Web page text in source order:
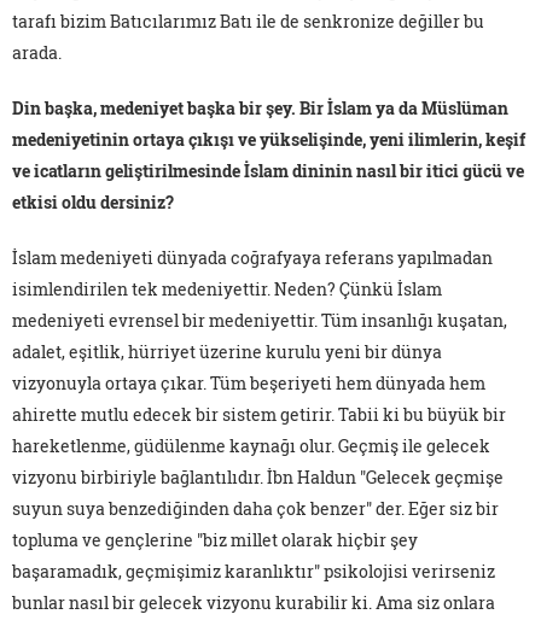
tarafı bizim Batıcılarımız Batı ile de senkronize değiller bu
arada.
Din başka, medeniyet başka bir şey. Bir İslam ya da Müslüman
medeniyetinin ortaya çıkışı ve yükselişinde, yeni ilimlerin, keşif
ve icatların geliştirilmesinde İslam dininin nasıl bir itici gücü ve
etkisi oldu dersiniz?
İslam medeniyeti dünyada coğrafyaya referans yapılmadan
isimlendirilen tek medeniyettir. Neden? Çünkü İslam
medeniyeti evrensel bir medeniyettir. Tüm insanlığı kuşatan,
adalet, eşitlik, hürriyet üzerine kurulu yeni bir dünya
vizyonuyla ortaya çıkar. Tüm beşeriyeti hem dünyada hem
ahirette mutlu edecek bir sistem getirir. Tabii ki bu büyük bir
hareketlenme, güdülenme kaynağı olur. Geçmiş ile gelecek
vizyonu birbiriyle bağlantılıdır. İbn Haldun "Gelecek geçmişe
suyun suya benzediğinden daha çok benzer" der. Eğer siz bir
topluma ve gençlerine "biz millet olarak hiçbir şey
başaramadık, geçmişimiz karanlıktır" psikolojisi verirseniz
bunlar nasıl bir gelecek vizyonu kurabilir ki. Ama siz onlara